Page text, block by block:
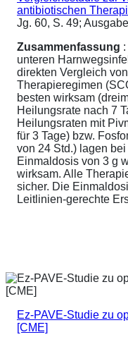
antibiotischen
Jg. 60, S. 49;
Zusammenfassung
unteren
direkten Vergleich
Therapieregimen
besten wirksam
Heilungsrate nach 7
Heilungsraten mit
für 3 Tage) bzw.
von 24 Std.) lagen
Einmaldosis von 3 g
wirksam. Alle
sicher. Die
Leitlinien-gerechte
Ez-PAVE-Studie zu
[CME]